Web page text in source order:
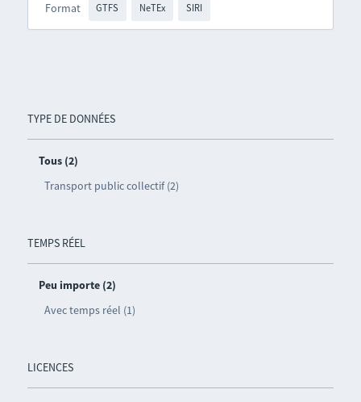
TYPE DE DONNÉES
Tous (2)
Transport public collectif (2)
TEMPS RÉEL
Peu importe (2)
Avec temps réel (1)
LICENCES
Format GTFS NeTEx SIRI